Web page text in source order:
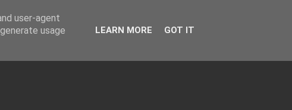
user-agent
usage
LEARN MORE GOT IT